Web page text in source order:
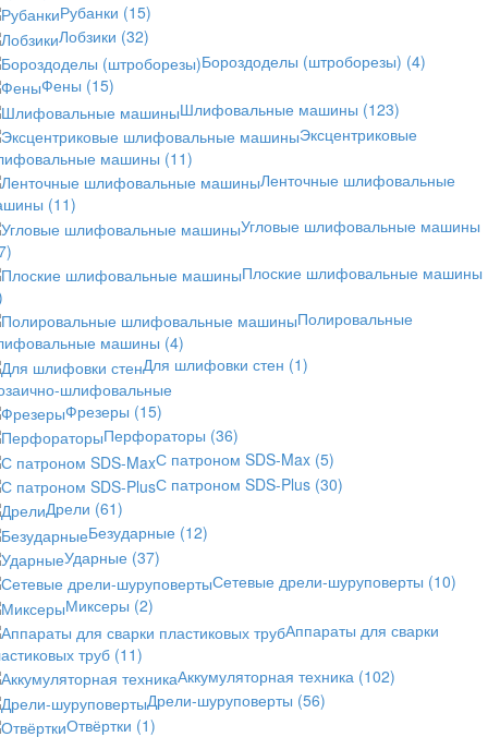
Рубанки (15)
Лобзики (32)
Бороздоделы (штроборезы) (4)
Фены (15)
Шлифовальные машины (123)
Эксцентриковые
машины (11)
Ленточные шлифовальные
(11)
Угловые шлифовальные машины
Плоские шлифовальные машины
Полировальные
машины (4)
Для шлифовки стен (1)
шлифовальные
Фрезеры (15)
Перфораторы (36)
С патроном SDS-Max (5)
С патроном SDS-Plus (30)
Дрели (61)
Безударные (12)
Ударные (37)
Сетевые дрели-шуруповерты (10)
Миксеры (2)
Аппараты для сварки
труб (11)
Аккумуляторная техника (102)
Дрели-шуруповерты (56)
Отвёртки (1)